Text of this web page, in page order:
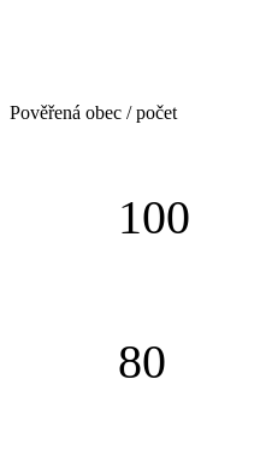
Pověřená obec / počet
80
100